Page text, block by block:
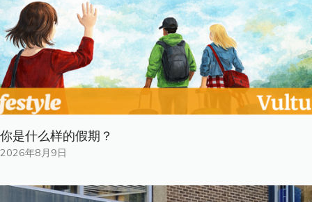
你是什​​么样的假期？
2026年8月9日